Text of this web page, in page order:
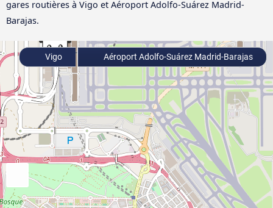
gares routières à Vigo et Aéroport Adolfo-Suárez Madrid-
Barajas.
Vigo Aéroport Adolfo-Suárez Madrid-Barajas